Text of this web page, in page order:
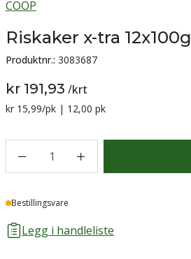
COOP
Riskaker x-tra 12x100g
Produktnr.: 3083687
kr 191,93 /krt
Sammenligning pris:
kr 15,99/pk | 12,00 pk
1
Lager
Bestillingsvare
Legg i handleliste